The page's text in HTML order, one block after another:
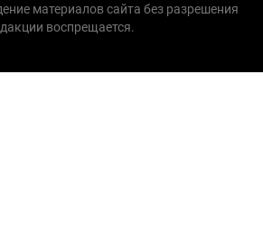
материалов сайта без разрешения
воспрещается.